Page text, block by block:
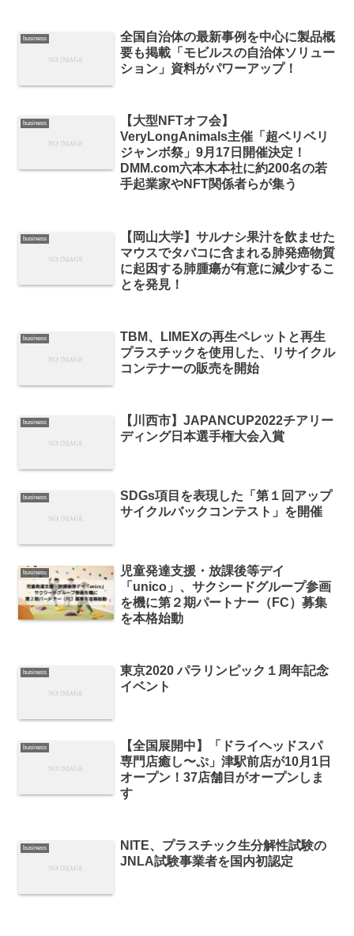
business
全国自治体の最新事例を中心に製品概
要も掲載「モビルスの自治体ソリュー
ション」資料がパワーアップ！
business
【大型NFTオフ会】
VeryLongAnimals主催「超ベリベリ
ジャンボ祭」9月17日開催決定！
DMM.com六本木本社に約200名の若
手起業家やNFT関係者らが集う
business
【岡山大学】サルナシ果汁を飲ませた
マウスでタバコに含まれる肺発癌物質
に起因する肺腫瘍が有意に減少するこ
とを発見！
business
TBM、LIMEXの再生ペレットと再生
プラスチックを使用した、リサイクル
コンテナーの販売を開始
business
【川西市】JAPANCUP2022チアリー
ディング日本選手権大会入賞
business
SDGs項目を表現した「第１回アップ
サイクルバックコンテスト」を開催
business
児童発達支援・放課後等デイ
「unico」、サクシードグループ参画
を機に第２期パートナー（FC）募集
を本格始動
business
東京2020 パラリンピック１周年記念
イベント
business
【全国展開中】「ドライヘッドスパ
専門店癒し〜ぷ」津駅前店が10月1日
オープン！37店舗目がオープンしま
す
business
NITE、プラスチック生分解性試験の
JNLA試験事業者を国内初認定